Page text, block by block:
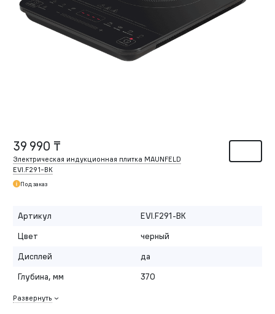
39 990 ₸
Электрическая индукционная плитка MAUNFELD
EVI.F291-BK
Под заказ
Артикул
EVI.F291-BK
Цвет
черный
Дисплей
да
Глубина, мм
370
Развернуть